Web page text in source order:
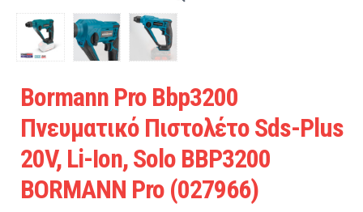
Bormann Pro Bbp3200
Πνευματικό Πιστολέτο Sds-Plus
20V, Li-Ion, Solo BBP3200
BORMANN Pro (027966)